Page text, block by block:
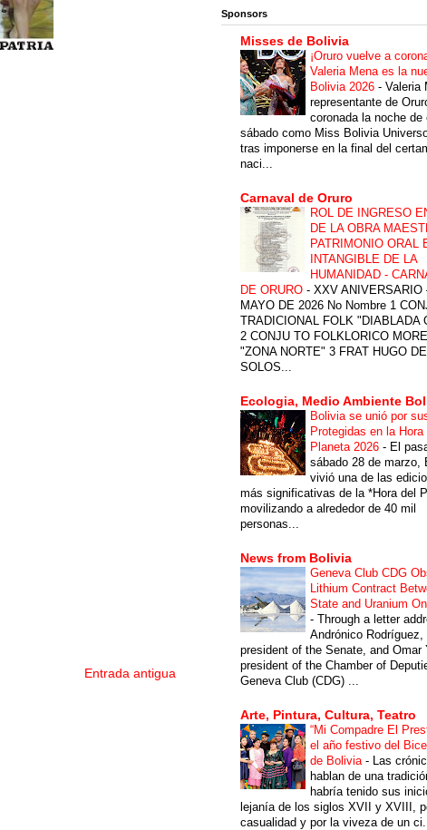
Entrada antigua
Sponsors
Misses de Bolivia
¡Oruro vuelve a
Valeria Mena es la
Bolivia 2026 - Valeria
representante de
coronada la noche de
sábado como Miss Bolivia
tras imponerse en la final del
naci...
Carnaval de Oruro
ROL DE INGRESO
DE LA OBRA
PATRIMONIO ORAL
INTANGIBLE DE LA
HUMANIDAD -
DE ORURO - XXV ANIVERSARIO
MAYO DE 2026 No Nombre 1
TRADICIONAL FOLK "DIABLADA
2 CONJU TO FOLKLORICO
"ZONA NORTE" 3 FRAT HUGO
SOLOS...
Ecologia, Medio Ambiente
Bolivia se unió por
Protegidas en la Hora
Planeta 2026 - El
sábado 28 de marzo,
vivió una de las
más significativas de la *Hora del
movilizando a alrededor de 40 mil
personas...
News from Bolivia
Geneva Club CDG
Lithium Contract
State and Uranium
- Through a letter
Andrónico Rodríguez,
president of the Senate, and Omar
president of the Chamber of
Geneva Club (CDG) ...
Arte, Pintura, Cultura, Teatro
“Mi Compadre El
el año festivo del
de Bolivia - Las
hablan de una
habría tenido sus
lejanía de los siglos XVII y XVIII,
casualidad y por la viveza de un